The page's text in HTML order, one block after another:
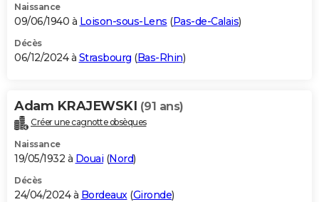
Naissance
09/06/1940 à Loison-sous-Lens (Pas-de-Calais)
Décès
06/12/2024 à Strasbourg (Bas-Rhin)
Adam KRAJEWSKI (91 ans)
Créer une cagnotte obsèques
Naissance
19/05/1932 à Douai (Nord)
Décès
24/04/2024 à Bordeaux(Gironde)